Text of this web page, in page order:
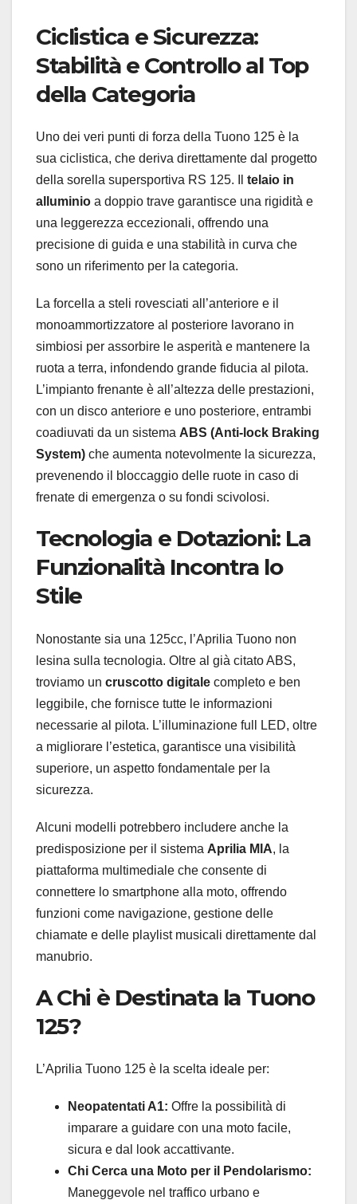
Ciclistica e Sicurezza:
Stabilità e Controllo al Top
della Categoria
Uno dei veri punti di forza della Tuono 125 è la
sua ciclistica, che deriva direttamente dal progetto
della sorella supersportiva RS 125. Il telaio in
alluminio a doppio trave garantisce una rigidità e
una leggerezza eccezionali, offrendo una
precisione di guida e una stabilità in curva che
sono un riferimento per la categoria.
La forcella a steli rovesciati all’anteriore e il
monoammortizzatore al posteriore lavorano in
simbiosi per assorbire le asperità e mantenere la
ruota a terra, infondendo grande fiducia al pilota.
L’impianto frenante è all’altezza delle prestazioni,
con un disco anteriore e uno posteriore, entrambi
coadiuvati da un sistema ABS (Anti-lock Braking
System) che aumenta notevolmente la sicurezza,
prevenendo il bloccaggio delle ruote in caso di
frenate di emergenza o su fondi scivolosi.
Tecnologia e Dotazioni: La
Funzionalità Incontra lo
Stile
Nonostante sia una 125cc, l’Aprilia Tuono non
lesina sulla tecnologia. Oltre al già citato ABS,
troviamo un cruscotto digitale completo e ben
leggibile, che fornisce tutte le informazioni
necessarie al pilota. L’illuminazione full LED, oltre
a migliorare l’estetica, garantisce una visibilità
superiore, un aspetto fondamentale per la
sicurezza.
Alcuni modelli potrebbero includere anche la
predisposizione per il sistema Aprilia MIA, la
piattaforma multimediale che consente di
connettere lo smartphone alla moto, offrendo
funzioni come navigazione, gestione delle
chiamate e delle playlist musicali direttamente dal
manubrio.
A Chi è Destinata la Tuono
125?
L’Aprilia Tuono 125 è la scelta ideale per:
Neopatentati A1: Offre la possibilità di
imparare a guidare con una moto facile,
sicura e dal look accattivante.
Chi Cerca una Moto per il Pendolarismo:
Maneggevole nel traffico urbano e